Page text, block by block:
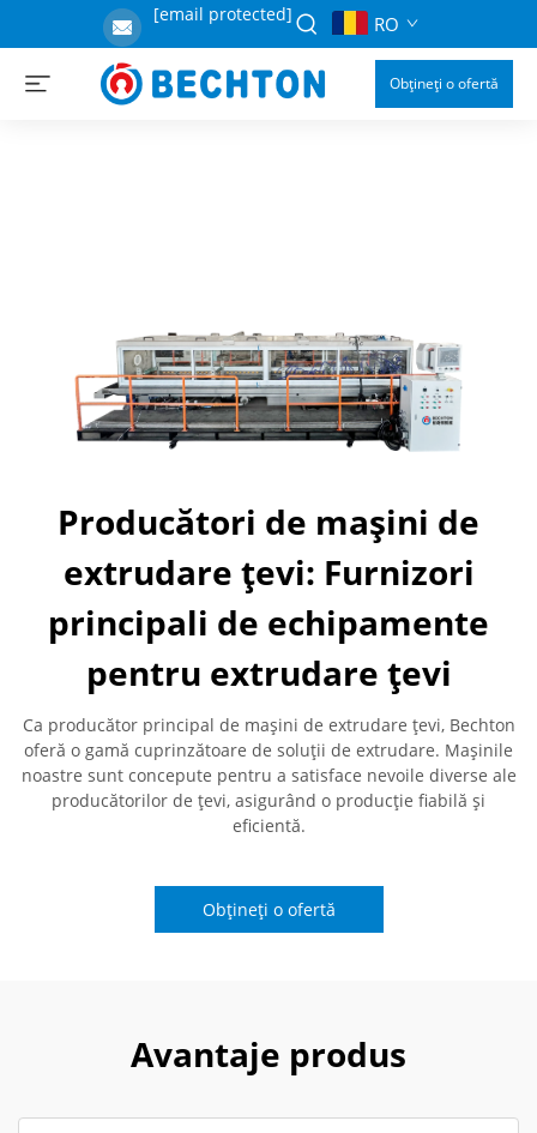
[email protected] RO
Obțineți o ofertă
Producători de mașini de
extrudare țevi: Furnizori
principali de echipamente
pentru extrudare țevi
Ca producător principal de mașini de extrudare țevi, Bechton
oferă o gamă cuprinzătoare de soluții de extrudare. Mașinile
noastre sunt concepute pentru a satisface nevoile diverse ale
producătorilor de țevi, asigurând o producție fiabilă și
eficientă.
Obțineți o ofertă
Avantaje produs